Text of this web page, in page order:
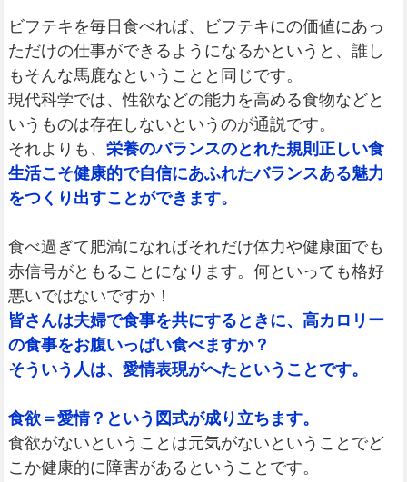
ビフテキを毎日食べれば、ビフテキにの価値にあっ
ただけの仕事ができるようになるかというと、誰し
もそんな馬鹿なということと同じです。
現代科学では、性欲などの能力を高める食物などと
いうものは存在しないというのが通説です。
それよりも、 栄養のバランスのとれた規則正しい食
生活こそ健康的で自信にあふれたバランスある魅力
をつくり出すことができます。
食べ過ぎて肥満になればそれだけ体力や健康面でも
赤信号がともることになります。何といっても格好
悪いではないですか！
皆さんは夫婦で食事を共にするときに、高カロリー
の食事をお腹いっぱい食べますか？
そういう人は、愛情表現がへたということです。
食欲＝愛情？という図式が成り立ちます。
食欲がないということは元気がないということでど
こか健康的に障害があるということです。